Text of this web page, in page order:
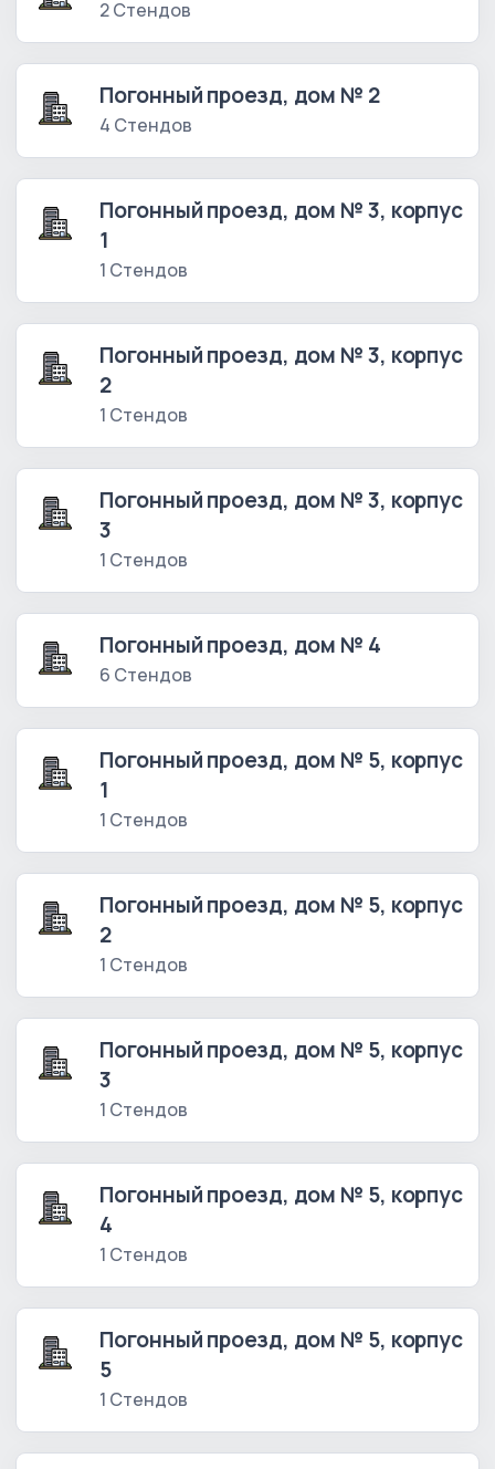
2 Стендов
Погонный проезд, дом № 2
4 Стендов
Погонный проезд, дом № 3, корпус
1
1 Стендов
Погонный проезд, дом № 3, корпус
2
1 Стендов
Погонный проезд, дом № 3, корпус
3
1 Стендов
Погонный проезд, дом № 4
6 Стендов
Погонный проезд, дом № 5, корпус
1
1 Стендов
Погонный проезд, дом № 5, корпус
2
1 Стендов
Погонный проезд, дом № 5, корпус
3
1 Стендов
Погонный проезд, дом № 5, корпус
4
1 Стендов
Погонный проезд, дом № 5, корпус
5
1 Стендов